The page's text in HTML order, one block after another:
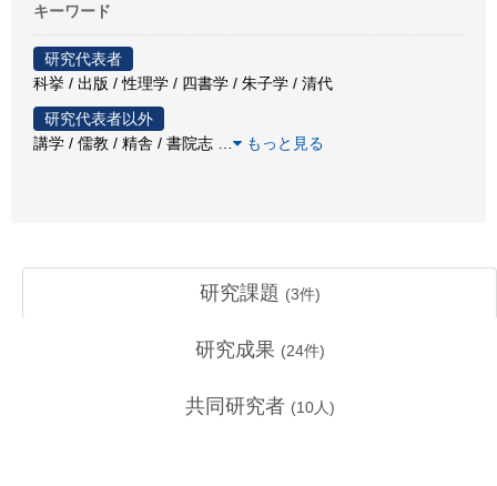
キーワード
研究代表者
科挙 / 出版 / 性理学 / 四書学 / 朱子学 / 清代
研究代表者以外
講学 / 儒教 / 精舎 / 書院志
もっと見る
研究課題 (3件)
研究成果 (24件)
共同研究者 (10人)